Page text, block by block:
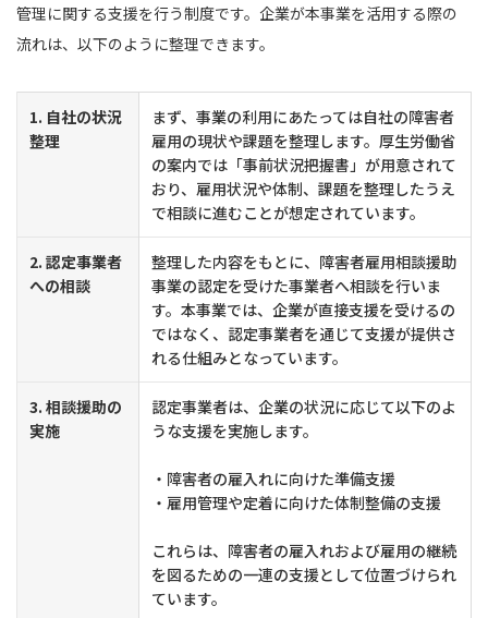
管理に関する支援を行う制度です。企業が本事業を活用する際の
流れは、以下のように整理できます。
1. 自社の状況
整理
まず、事業の利用にあたっては自社の障害者
雇用の現状や課題を整理します。厚生労働省
の案内では「事前状況把握書」が用意されて
おり、雇用状況や体制、課題を整理したうえ
で相談に進むことが想定されています。
2. 認定事業者
への相談
整理した内容をもとに、障害者雇用相談援助
事業の認定を受けた事業者へ相談を行いま
す。本事業では、企業が直接支援を受けるの
ではなく、認定事業者を通じて支援が提供さ
れる仕組みとなっています。
3. 相談援助の
実施
認定事業者は、企業の状況に応じて以下のよ
うな支援を実施します。
・障害者の雇入れに向けた準備支援
・雇用管理や定着に向けた体制整備の支援
これらは、障害者の雇入れおよび雇用の継続
を図るための一連の支援として位置づけられ
ています。